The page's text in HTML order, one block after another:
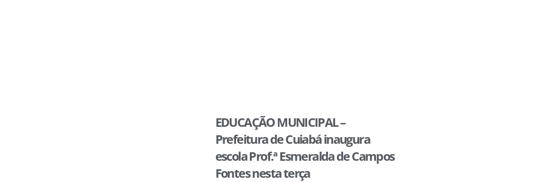
EDUCAÇÃO MUNICIPAL –
Prefeitura de Cuiabá inaugura
escola Prof.ª Esmeralda de Campos
Fontes nesta terça